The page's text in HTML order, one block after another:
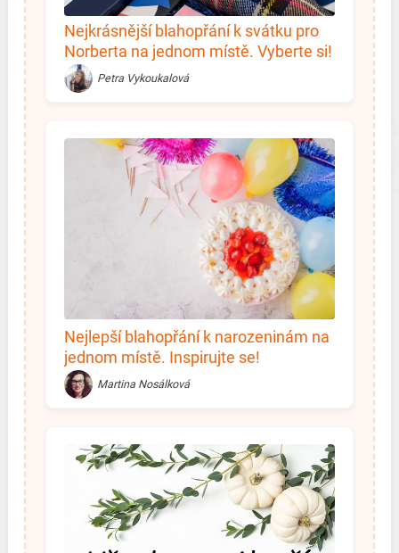
Nejkrásnější blahopřání k svátku pro
Norberta na jednom místě. Vyberte si!
Petra Vykoukalová
Nejlepší blahopřání k narozeninám na
jednom místě. Inspirujte se!
Martina Nosálková